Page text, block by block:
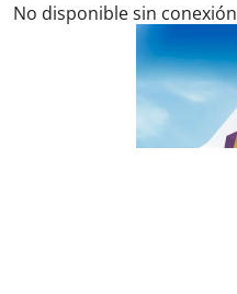
No disponible sin conexión